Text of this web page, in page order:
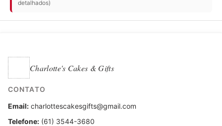
detalhados)
Charlotte's Cakes & Gifts
CONTATO
Email: charlottescakesgifts@gmail.com
Telefone: (61) 3544-3680